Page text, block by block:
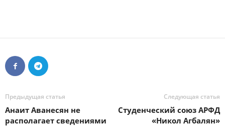
Предыдущая статья
Анаит Аванесян не
располагает сведениями
Следующая статья
Студенческий союз АРФД
«Никол Агбалян»